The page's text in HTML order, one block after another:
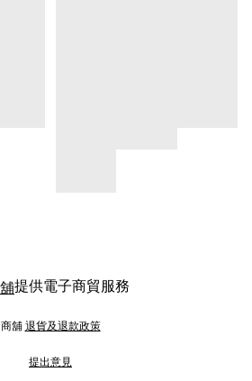
提供電子商貿服務
商舖 退貨及退款政策
提出意見